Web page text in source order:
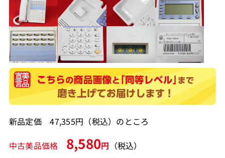
新品定価 47,355円（税込）のところ
中古美品価格 8,580円 （税込）